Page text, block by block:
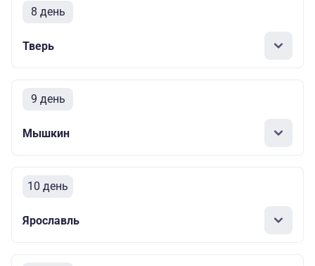
8 день
Тверь
9 день
Мышкин
10 день
Ярославль